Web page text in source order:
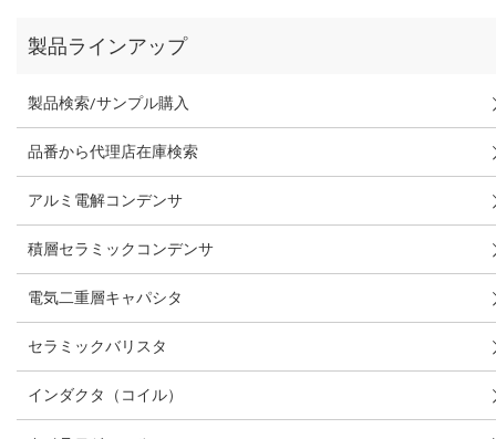
製品ラインアップ
製品検索/サンプル購入
品番から代理店在庫検索
アルミ電解コンデンサ
積層セラミックコンデンサ
電気二重層キャパシタ
セラミックバリスタ
インダクタ（コイル）